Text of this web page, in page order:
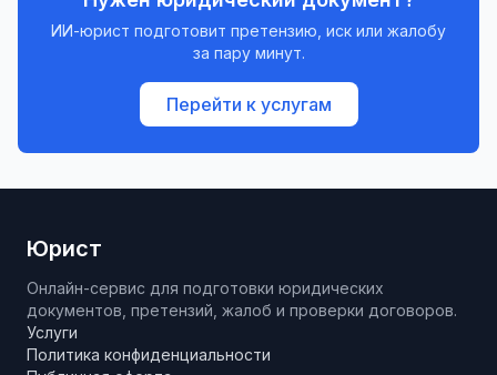
ИИ-юрист подготовит претензию, иск или жалобу
за пару минут.
Перейти к услугам
Юрист
Онлайн-сервис для подготовки юридических
документов, претензий, жалоб и проверки договоров.
Услуги
Политика конфиденциальности